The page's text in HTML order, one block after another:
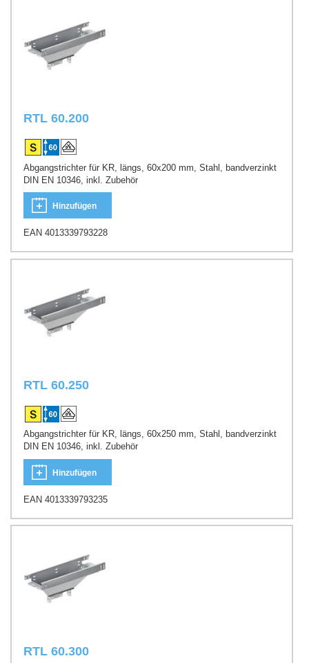
RTL 60.200
Abgangstrichter für KR, längs, 60x200 mm, Stahl, bandverzinkt
DIN EN 10346, inkl. Zubehör
Hinzufügen
EAN 4013339793228
RTL 60.250
Abgangstrichter für KR, längs, 60x250 mm, Stahl, bandverzinkt
DIN EN 10346, inkl. Zubehör
Hinzufügen
EAN 4013339793235
RTL 60.300